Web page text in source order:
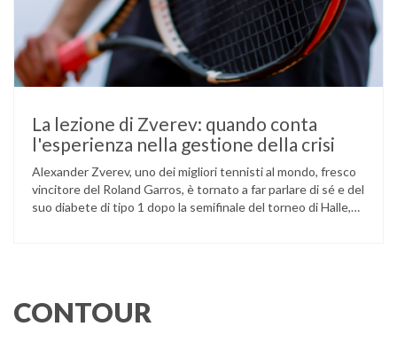
La lezione di Zverev: quando conta
l'esperienza nella gestione della crisi
Alexander Zverev, uno dei migliori tennisti al mondo, fresco
vincitore del Roland Garros, è tornato a far parlare di sé e del
suo diabete di tipo 1 dopo la semifinale del torneo di Halle,
CONTOUR